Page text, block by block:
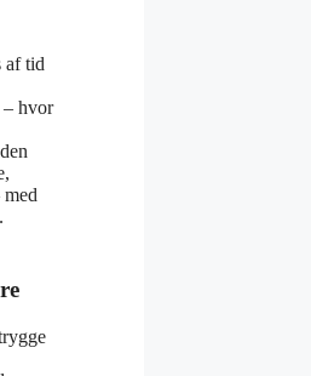
af tid
– hvor